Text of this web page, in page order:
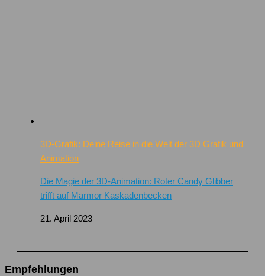
3D-Grafik: Deine Reise in die Welt der 3D Grafik und
Animation
Die Magie der 3D-Animation: Roter Candy Glibber
trifft auf Marmor Kaskadenbecken
21. April 2023
Empfehlungen